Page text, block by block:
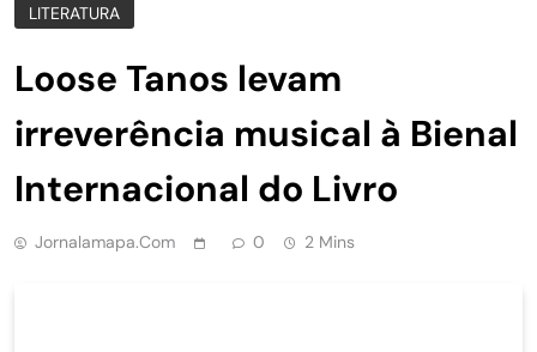
LITERATURA
Loose Tanos levam
irreverência musical à Bienal
Internacional do Livro
Jornalamapa.com 0 2 Mins